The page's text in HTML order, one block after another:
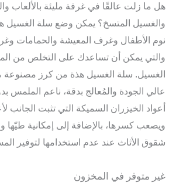
هل ما زلت عالقًا في غرفة مليئة بالألعاب
والغسيل المتسخ؟ يمكن وضع سلة
نوم الأطفال وغرف المعيشة والحمامات
والتي يمكن أن تساعدك على التخلص من
الغسيل. سلة الغسيل هذة من كرز مصنوعة
عالي الجودة والمُعالج بدقة، ناعم الملمس
أعواد الخيزران السميكة التي تثبت الجانب
ويصعب كسرها، بالإضافة إلى إمكانية طيّها
شقوق الأثاث عند عدم استخدامها لتوفير
غير متوفر في المخزون